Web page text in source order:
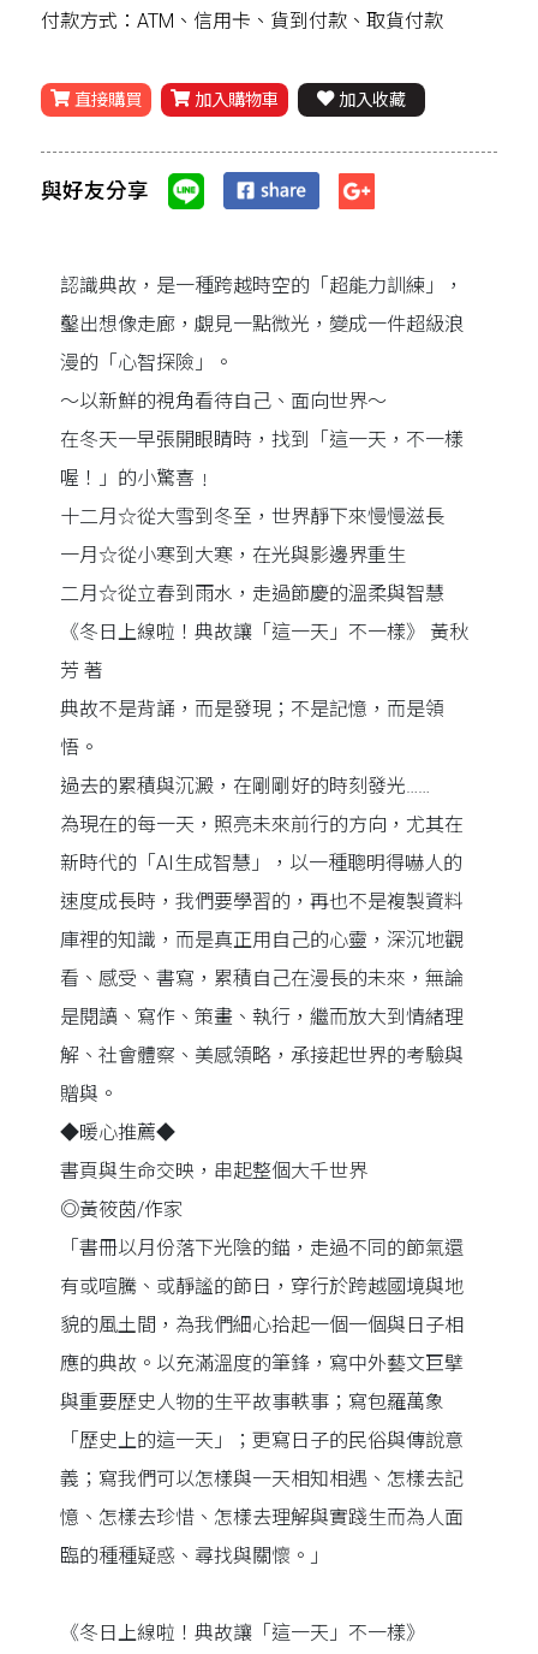
付款方式：ATM、信用卡、貨到付款、取貨付款
直接購買 加入購物車 加入收藏
與好友分享
認識典故，是一種跨越時空的「超能力訓練」，
鑿出想像走廊，覷見一點微光，變成一件超級浪
漫的「心智探險」。
～以新鮮的視角看待自己、面向世界～
在冬天一早張開眼睛時，找到「這一天，不一樣
喔！」的小驚喜﹗
十二月☆從大雪到冬至，世界靜下來慢慢滋長
一月☆從小寒到大寒，在光與影邊界重生
二月☆從立春到雨水，走過節慶的溫柔與智慧
《冬日上線啦！典故讓「這一天」不一樣》 黃秋
芳 著
典故不是背誦，而是發現；不是記憶，而是領
悟。
過去的累積與沉澱，在剛剛好的時刻發光……
為現在的每一天，照亮未來前行的方向，尤其在
新時代的「AI生成智慧」，以一種聰明得嚇人的
速度成長時，我們要學習的，再也不是複製資料
庫裡的知識，而是真正用自己的心靈，深沉地觀
看、感受、書寫，累積自己在漫長的未來，無論
是閱讀、寫作、策畫、執行，繼而放大到情緒理
解、社會體察、美感領略，承接起世界的考驗與
贈與。
◆暖心推薦◆
書頁與生命交映，串起整個大千世界
◎黃筱茵/作家
「書冊以月份落下光陰的錨，走過不同的節氣還
有或喧騰、或靜謐的節日，穿行於跨越國境與地
貌的風土間，為我們細心拾起一個一個與日子相
應的典故。以充滿溫度的筆鋒，寫中外藝文巨擘
與重要歷史人物的生平故事軼事；寫包羅萬象
「歷史上的這一天」；更寫日子的民俗與傳說意
義；寫我們可以怎樣與一天相知相遇、怎樣去記
憶、怎樣去珍惜、怎樣去理解與實踐生而為人面
臨的種種疑惑、尋找與關懷。」
《冬日上線啦！典故讓「這一天」不一樣》